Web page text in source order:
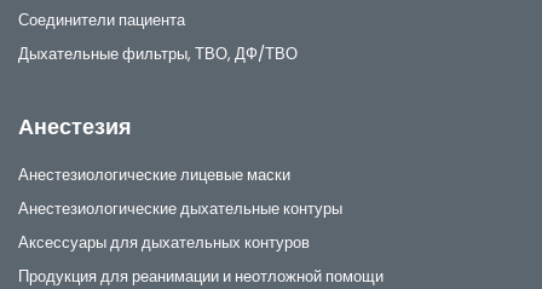
Соединители пациента
Дыхательные фильтры, ТВО, ДФ/ТВО
Анестезия
Анестезиологические лицевые маски
Анестезиологические дыхательные контуры
Аксессуары для дыхательных контуров
Продукция для реанимации и неотложной помощи